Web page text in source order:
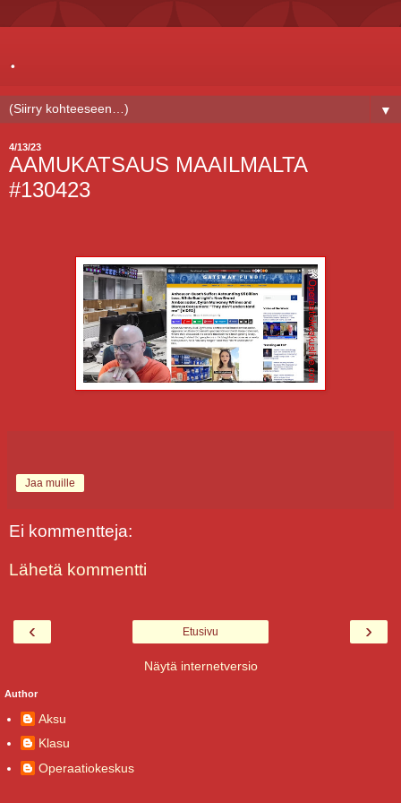
.
▼
4/13/23
AAMUKATSAUS MAAILMALTA
#130423
Jaa muille
Ei kommentteja:
Lähetä kommentti
‹ ›
Etusivu
Näytä internetversio
Author
Aksu
Klasu
Operaatiokeskus